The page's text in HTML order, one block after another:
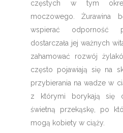
częstych w tym
moczowego. Żurawina
wspierać odporność
dostarczała jej ważnych
zahamować rozwój
często pojawiają się na
przybierania na wadze w
z którymi borykają się
świetną przekąskę, po
mogą kobiety w ciąży.